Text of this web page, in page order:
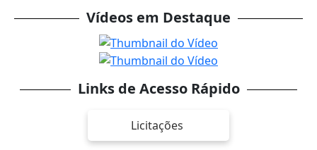
Vídeos em Destaque
Links de Acesso Rápido
Licitações